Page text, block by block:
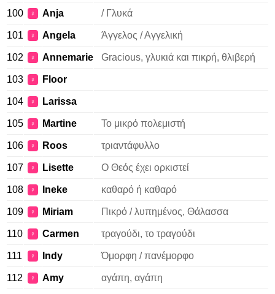
100 ♀ Anja / Γλυκά
101 ♀ Angela Άγγελος / Αγγελική
102 ♀ Annemarie Gracious, γλυκιά και πικρή, θλιβερή
103 ♀ Floor
104 ♀ Larissa
105 ♀ Martine Το μικρό πολεμιστή
106 ♀ Roos τριαντάφυλλο
107 ♀ Lisette Ο Θεός έχει ορκιστεί
108 ♀ Ineke καθαρό ή καθαρό
109 ♀ Miriam Πικρό / λυπημένος, Θάλασσα
110 ♀ Carmen τραγούδι, το τραγούδι
111 ♀ Indy Όμορφη / πανέμορφο
112 ♀ Amy αγάπη, αγάπη